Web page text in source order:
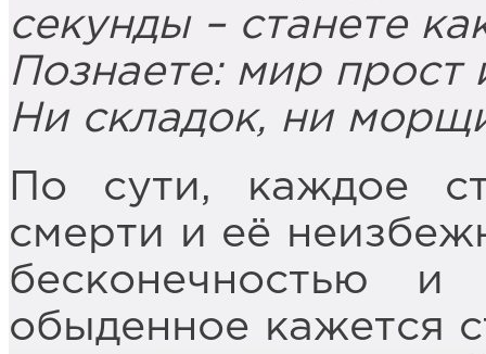
секунды – станете
Познаете: мир прост
Ни складок, ни
По сути, каждое
смерти и её
бесконечностью и
обыденное кажется